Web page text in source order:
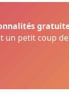
un petit coup